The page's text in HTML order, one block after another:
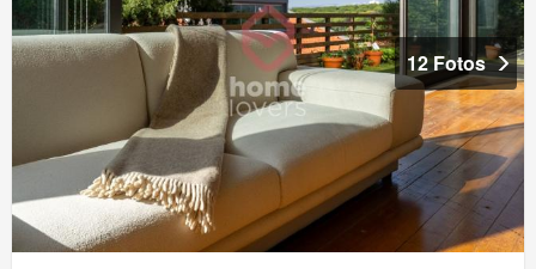
12 Fotos